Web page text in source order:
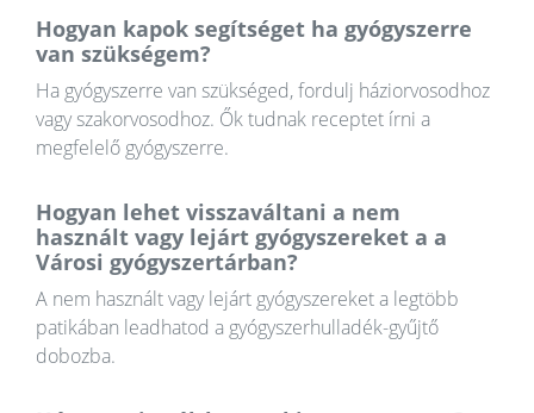
Hogyan kapok segítséget ha gyógyszerre
van szükségem?
Ha gyógyszerre van szükséged, fordulj háziorvosodhoz
vagy szakorvosodhoz. Ők tudnak receptet írni a
megfelelő gyógyszerre.
Hogyan lehet visszaváltani a nem
használt vagy lejárt gyógyszereket a a
Városi gyógyszertárban?
A nem használt vagy lejárt gyógyszereket a legtöbb
patikában leadhatod a gyógyszerhulladék-gyűjtő
dobozba.